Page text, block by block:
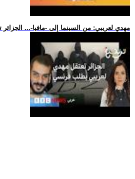
.. مهدي لعريبي: من السينما إلى -مافيا-...